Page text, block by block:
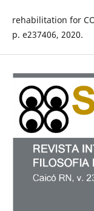
rehabilitation for
p. e237406, 2020.